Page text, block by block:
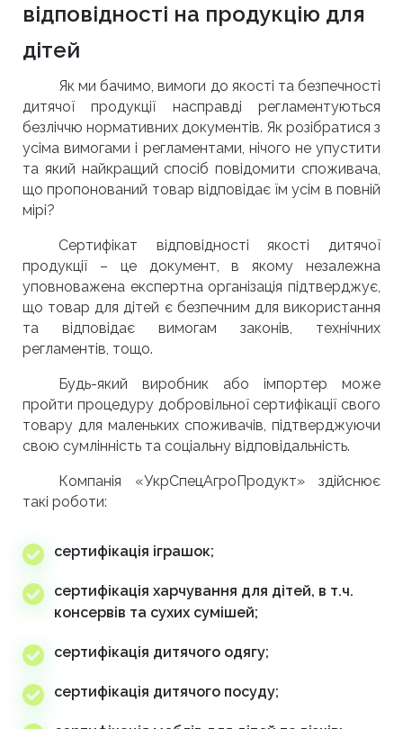
відповідності на продукцію для
дітей
Як ми бачимо, вимоги до якості та безпечності
дитячої продукції насправді регламентуються
безліччю нормативних документів. Як розібратися з
усіма вимогами і регламентами, нічого не упустити
та який найкращий спосіб повідомити споживача,
що пропонований товар відповідає їм усім в повній
мірі?
Сертифікат відповідності якості дитячої
продукції – це документ, в якому незалежна
уповноважена експертна організація підтверджує,
що товар для дітей є безпечним для використання
та відповідає вимогам законів, технічних
регламентів, тощо.
Будь-який виробник або імпортер може
пройти процедуру добровільної сертифікації свого
товару для маленьких споживачів, підтверджуючи
свою сумлінність та соціальну відповідальність.
Компанія «УкрСпецАгроПродукт» здійснює
такі роботи:
сертифікація іграшок;
сертифікація харчування для дітей, в т.ч.
консервів та сухих сумішей;
сертифікація дитячого одягу;
сертифікація дитячого посуду;